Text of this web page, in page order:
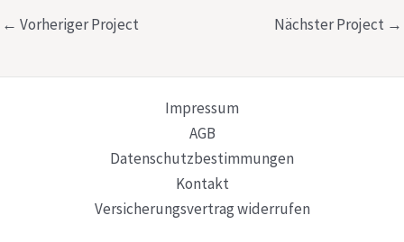
← Vorheriger Project Nächster Project →
Impressum
AGB
Datenschutzbestimmungen
Kontakt
Versicherungsvertrag widerrufen